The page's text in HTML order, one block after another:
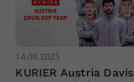
14.08.2025
KURIER Austria Davis